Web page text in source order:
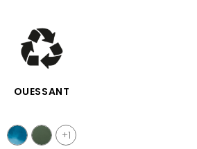
SCHNELLANSICHT
OUESSANT
+1